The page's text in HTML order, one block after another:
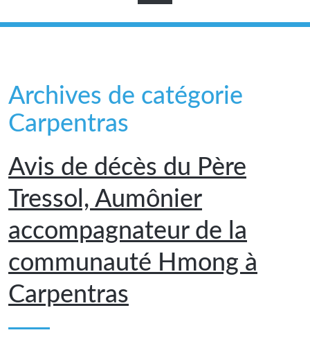
Archives de catégorie
Carpentras
Avis de décès du Père
Tressol, Aumônier
accompagnateur de la
communauté Hmong à
Carpentras